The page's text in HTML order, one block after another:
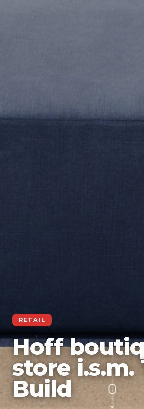
RETAIL
Hoff
store i.s.m.
Build